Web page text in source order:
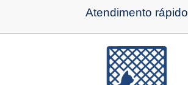
Atendimento rápido